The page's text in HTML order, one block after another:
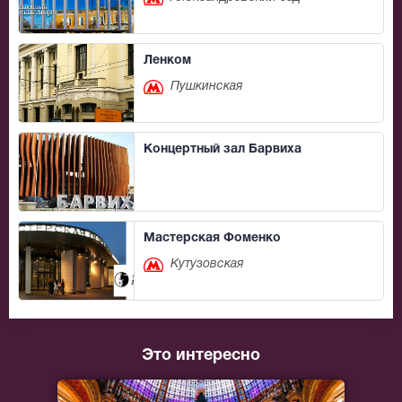
Ленком
Пушкинская
Концертный зал Барвиха
Мастерская Фоменко
Кутузовская
Это интересно